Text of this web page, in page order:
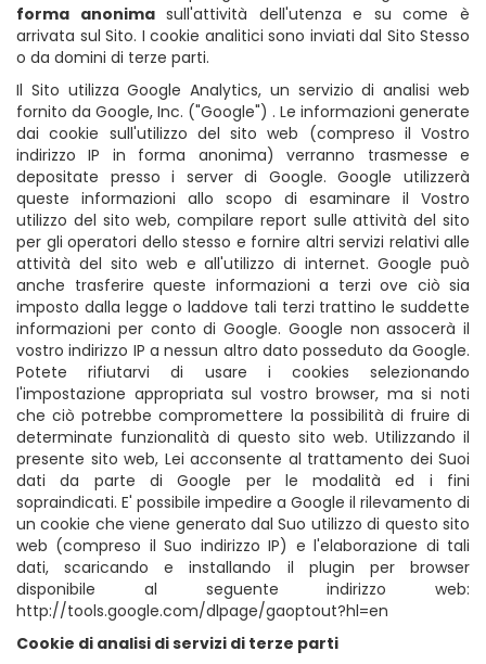
forma anonimasull'attività dell'utenza e su come è
arrivata sul Sito. I cookie analitici sono inviati dal Sito Stesso
o da domini di terze parti.
Il Sito utilizza Google Analytics, un servizio di analisi web
fornito da Google, Inc. ("Google") . Le informazioni generate
dai cookie sull'utilizzo del sito web (compreso il Vostro
indirizzo IP in forma anonima) verranno trasmesse e
depositate presso i server di Google. Google utilizzerà
queste informazioni allo scopo di esaminare il Vostro
utilizzo del sito web, compilare report sulle attività del sito
per gli operatori dello stesso e fornire altri servizi relativi alle
attività del sito web e all'utilizzo di internet. Google può
anche trasferire queste informazioni a terzi ove ciò sia
imposto dalla legge o laddove tali terzi trattino le suddette
informazioni per conto di Google. Google non assocerà il
vostro indirizzo IP a nessun altro dato posseduto da Google.
Potete rifiutarvi di usare i cookies selezionando
l'impostazione appropriata sul vostro browser, ma si noti
che ciò potrebbe compromettere la possibilità di fruire di
determinate funzionalità di questo sito web. Utilizzando il
presente sito web, Lei acconsente al trattamento dei Suoi
dati da parte di Google per le modalità ed i fini
sopraindicati. E' possibile impedire a Google il rilevamento di
un cookie che viene generato dal Suo utilizzo di questo sito
web (compreso il Suo indirizzo IP) e l'elaborazione di tali
dati, scaricando e installando il plugin per browser
disponibile al seguente indirizzo web:
http://tools.google.com/dlpage/gaoptout?hl=en
Cookie di analisi di servizi di terze parti